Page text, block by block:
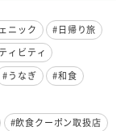
ニック
#日帰り旅
ィビティ
#うなぎ
#和食
#飲食クーポン取扱店